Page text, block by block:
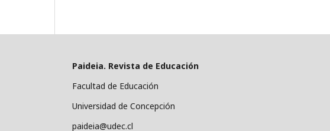
Paideia. Revista de Educación
Facultad de Educación
Universidad de Concepción
paideia@udec.cl